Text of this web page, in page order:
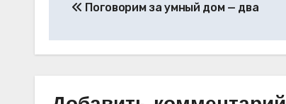
по
записям
Поговорим за умный дом — два